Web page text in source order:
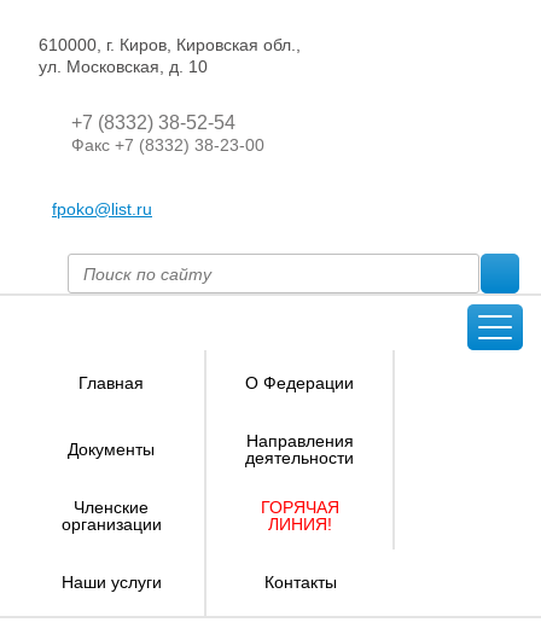
610000, г. Киров, Кировская обл.,
ул. Московская, д. 10
+7 (8332) 38-52-54
Факс +7 (8332) 38-23-00
fpoko@list.ru
Главная О Федерации
Документы
Направления
деятельности
Членские
организации
ГОРЯЧАЯ
ЛИНИЯ!
Наши услуги Контакты